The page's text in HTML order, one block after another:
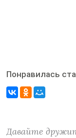
Понравилась
Давайте